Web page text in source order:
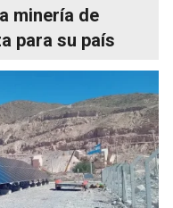
minería de
para su país